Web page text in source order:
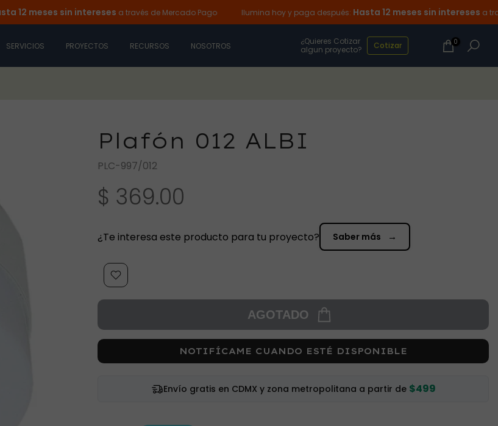
sin interesesa través de Mercado Pago Ilumina hoy y paga después:Hasta 12 meses sin interesesa través de
SERVICIOS PROYECTOS RECURSOS NOSOTROS
¿Quieres Cotizar
algun proyecto?
Cotizar 0
Plafón 012 ALBI
PLC-997/012
$ 369.00
¿Te interesa este producto para tu proyecto? Saber más →
AGOTADO
NOTIFÍCAME CUANDO ESTÉ DISPONIBLE
Envío gratis en CDMX y zona metropolitana a partir de $499